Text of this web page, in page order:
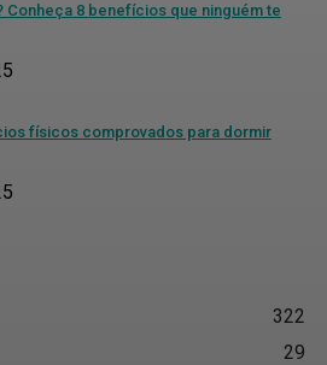
Conheça 8 benefícios que ninguém te
físicos comprovados para dormir
322
29